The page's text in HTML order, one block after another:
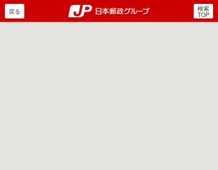
郵便局・日本郵政グルー
戻る 検索
TOP